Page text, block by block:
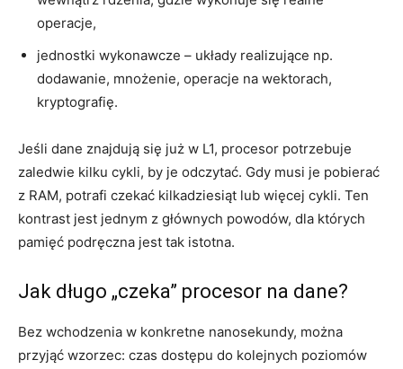
operacje,
jednostki wykonawcze – układy realizujące np.
dodawanie, mnożenie, operacje na wektorach,
kryptografię.
Jeśli dane znajdują się już w L1, procesor potrzebuje
zaledwie kilku cykli, by je odczytać. Gdy musi je pobierać
z RAM, potrafi czekać kilkadziesiąt lub więcej cykli. Ten
kontrast jest jednym z głównych powodów, dla których
pamięć podręczna jest tak istotna.
Jak długo „czeka” procesor na dane?
Bez wchodzenia w konkretne nanosekundy, można
przyjąć wzorzec: czas dostępu do kolejnych poziomów